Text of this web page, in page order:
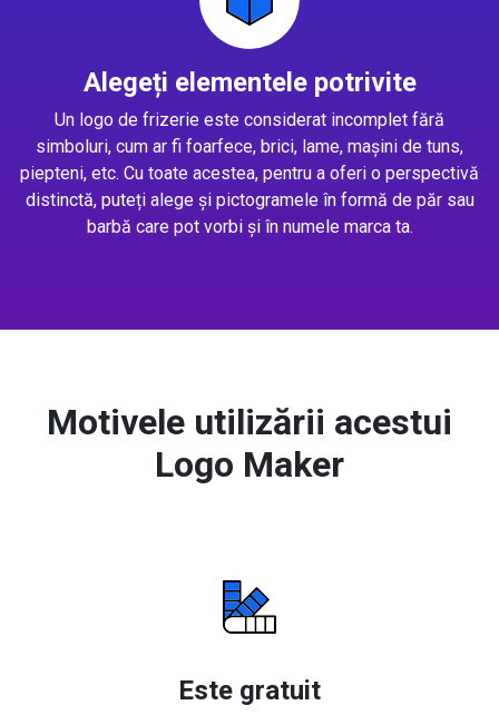
Alegeți elementele potrivite
Un logo de frizerie este considerat incomplet fără
simboluri, cum ar fi foarfece, brici, lame, mașini de tuns,
piepteni, etc. Cu toate acestea, pentru a oferi o perspectivă
distinctă, puteți alege și pictogramele în formă de păr sau
barbă care pot vorbi și în numele marca ta.
Motivele utilizării acestui
Logo Maker
Este gratuit